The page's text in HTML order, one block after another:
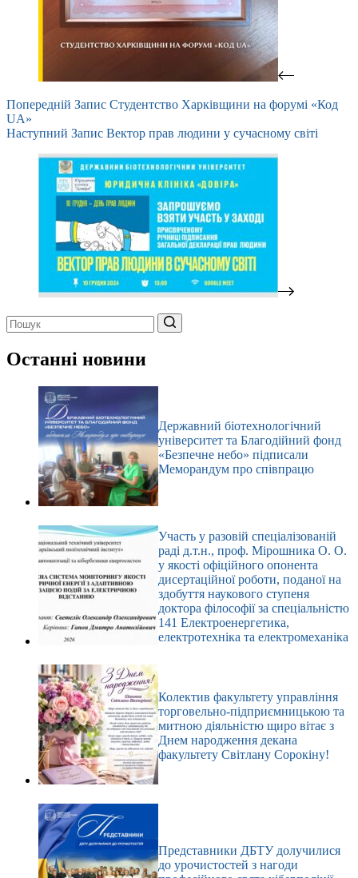
Попередній Запис Студентство Харківщини на форумі «Код
UA»
Наступний Запис Вектор прав людини у сучасному світі
результатів
Останні новини
Державний біотехнологічний
університет та Благодійний фонд
«Безпечне небо» підписали
Меморандум про співпрацю
Участь у разовій спеціалізованій
раді д.т.н., проф. Мірошника О. О.
у якості офіційного опонента
дисертаційної роботи, поданої на
здобуття наукового ступеня
доктора філософії за спеціальністю
141 Електроенергетика,
електротехніка та електромеханіка
Колектив факультету управління
торговельно-підприємницькою та
митною діяльністю щиро вітає з
Днем народження декана
факультету Світлану Сорокіну!
Представники ДБТУ долучилися
до урочистостей з нагоди